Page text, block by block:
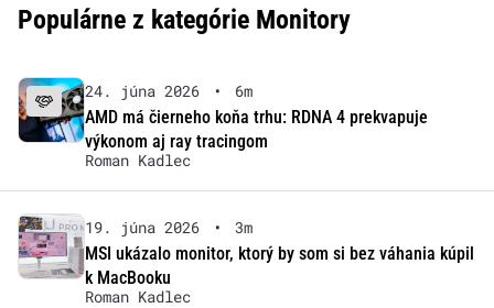
Populárne z kategórie Monitory
24. júna 2026 •
6m
AMD má čierneho koňa trhu: RDNA 4 prekvapuje
výkonom aj ray tracingom
Roman Kadlec
19. júna 2026 •
3m
MSI ukázalo monitor, ktorý by som si bez váhania kúpil
k MacBooku
Roman Kadlec